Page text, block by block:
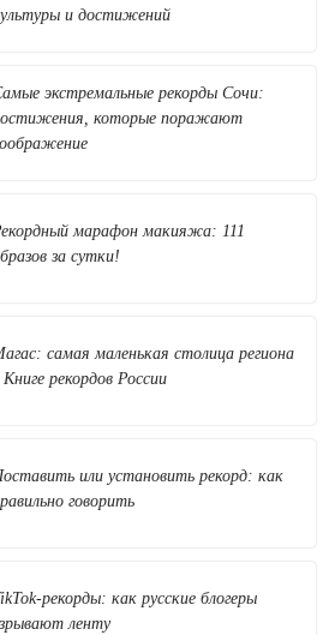
и достижений
экстремальные рекорды Сочи:
которые поражают
марафон макияжа: 111
за сутки!
самая маленькая столица региона
Книге рекордов России
или установить рекорд: как
говорить
рекорды: как русские блогеры
ленту